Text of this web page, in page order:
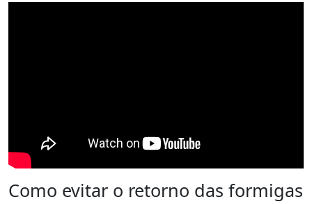
Como evitar o retorno das formigas